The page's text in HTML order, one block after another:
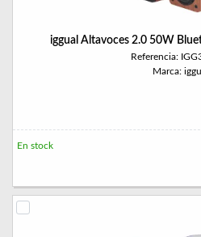
iggual Altavoces 2.0 50W
Referencia:
Marca:
En stock